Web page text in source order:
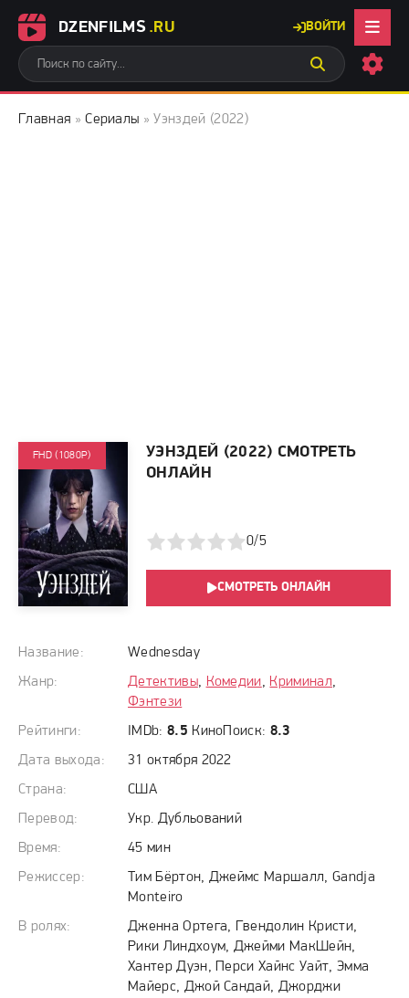
DZENFILMS .RU ВОЙТИ
Главная »Сериалы » Уэнздей (2022)
УЭНЗДЕЙ (2022) СМОТРЕТЬ
ОНЛАЙН
Название:
Wednesday
Жанр:
Детективы, Комедии, Криминал,
Фэнтези
Рейтинги:
IMDb: 8.5 КиноПоиск: 8.3
Дата выхода:
31 октября 2022
Страна:
США
Перевод:
Укр. Дубльований
Время:
45 мин
Режиссер:
Тим Бёртон, Джеймс Маршалл, Gandja
Monteiro
В ролях:
Дженна Ортега, Гвендолин Кристи,
Рики Линдхоум, Джейми МакШейн,
Хантер Дуэн, Перси Хайнс Уайт, Эмма
Майерс, Джой Сандай, Джорджи
FHD (1080P)
1 2 3 4 0/5
СМОТРЕТЬ ОНЛАЙН